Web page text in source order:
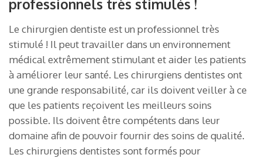
professionnels très stimulés !
Le chirurgien dentiste est un professionnel très
stimulé ! Il peut travailler dans un environnement
médical extrêmement stimulant et aider les patients
à améliorer leur santé. Les chirurgiens dentistes ont
une grande responsabilité, car ils doivent veiller à ce
que les patients reçoivent les meilleurs soins
possible. Ils doivent être compétents dans leur
domaine afin de pouvoir fournir des soins de qualité.
Les chirurgiens dentistes sont formés pour